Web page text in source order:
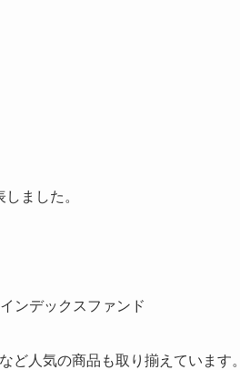
ました。
ンデックスファンド
ど人気の商品も取り揃えています。